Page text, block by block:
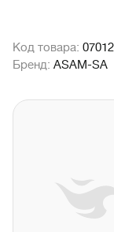
Код товара:
Бренд: ASAM-SA